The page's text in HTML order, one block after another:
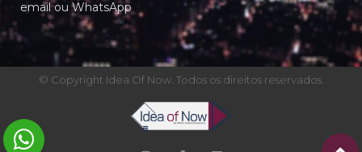
email ou WhatsApp
© Copyright Idea Of Now. Todos os direitos reservados.